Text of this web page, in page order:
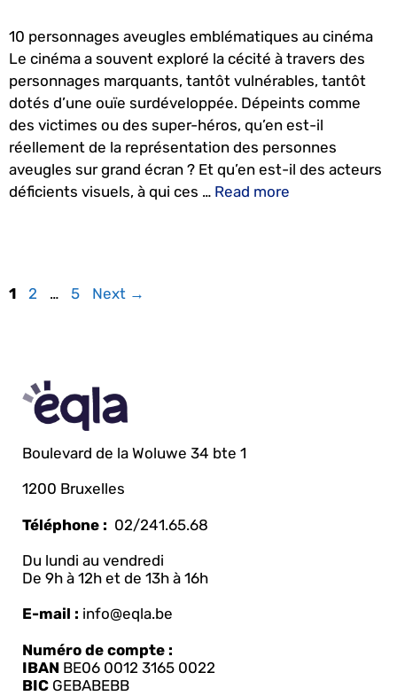
10 personnages aveugles emblématiques au cinéma
Le cinéma a souvent exploré la cécité à travers des
personnages marquants, tantôt vulnérables, tantôt
dotés d’une ouïe surdéveloppée. Dépeints comme
des victimes ou des super-héros, qu’en est-il
réellement de la représentation des personnes
aveugles sur grand écran ? Et qu’en est-il des acteurs
déficients visuels, à qui ces … Read more
1 2 … 5 Next →
Boulevard de la Woluwe 34 bte 1
1200 Bruxelles
Téléphone : 02/241.65.68
Du lundi au vendredi
De 9h à 12h et de 13h à 16h
E-mail : info@eqla.be
Numéro de compte :
IBAN BE06 0012 3165 0022
BIC GEBABEBB